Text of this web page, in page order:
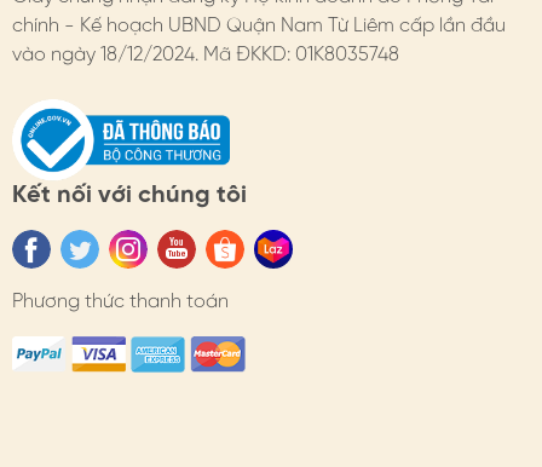
- Đổi hàng: https://himhipshop.vn/chinh-sach-doi-
hang
- Bảo hành: https://himhipshop.vn/chinh-sach-bao-
hanh
- Các nhu cầu khác: KH vui lòng liên hệ tư vấn.
#himhip #himhipshop #phukien #quatang #thoitrang
#caiao #co4la #mayman
chính - Kế hoạch UBND Quận Nam Từ Liêm cấp lần đầu
vào ngày 18/12/2024. Mã ĐKKD: 01K8035748
Kết nối với chúng tôi
Phương thức thanh toán